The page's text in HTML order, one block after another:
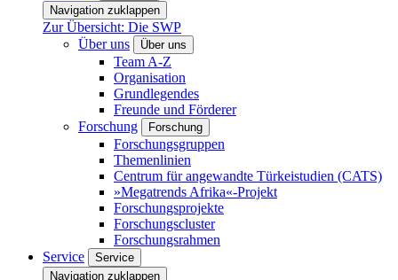
Navigation zuklappen
Zur Übersicht: Die SWP
Über uns
Über uns
Team A-Z
Organisation
Grundlegendes
Freunde und Förderer
Forschung
Forschung
Forschungsgruppen
Themenlinien
Centrum für angewandte Türkeistudien (CATS)
»Megatrends Afrika«-Projekt
Forschungsprojekte
Forschungscluster
Forschungsrahmen
Service
Service
Navigation zuklappen